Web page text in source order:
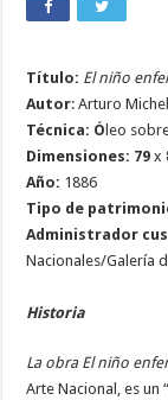
Título: El niño
Autor: Arturo
Técnica: Ó leo
Dimensiones: 79 x
Año: 1886
Tipo de
Administrador
Nacionales/Galería
Historia
La obra El niño
Arte Nacional, es un